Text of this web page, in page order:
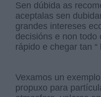
Sen dúbida as
aceptalas sen
grandes intereses
decisións e non
rápido e chegar tan “
Vexamos un
propuxo para